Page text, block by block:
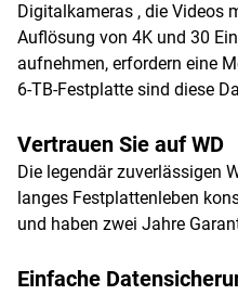
Digitalkameras , die Videos
Auflösung von 4K und 30
aufnehmen, erfordern eine
6-TB-Festplatte sind diese
Vertrauen Sie auf WD
Die legendär zuverlässigen
langes Festplattenleben
und haben zwei Jahre
Einfache